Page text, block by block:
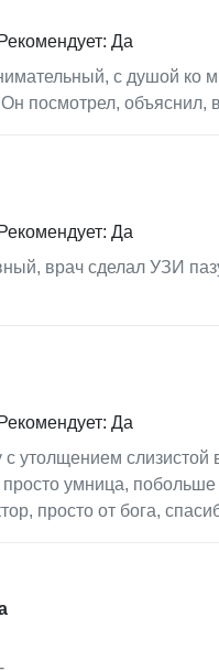
Рекомендует: Да
с душой ко
посмотрел, объяснил,
Рекомендует: Да
врач сделал УЗИ
Рекомендует: Да
с утолщением
умница, побольше
просто от бога,